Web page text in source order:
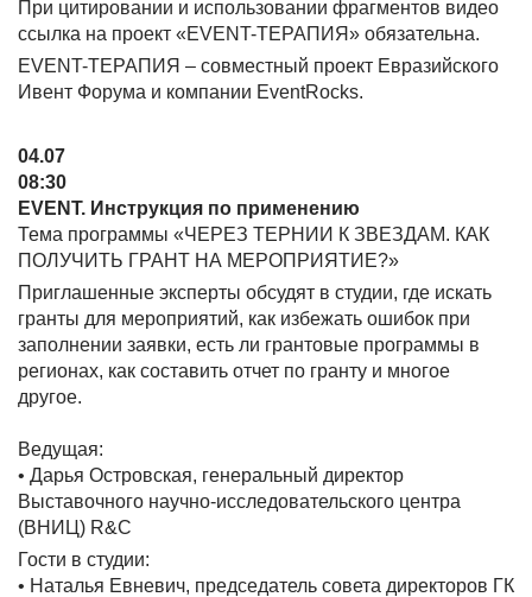
При цитировании и использовании фрагментов видео
ссылка на проект «EVENT-ТЕРАПИЯ» обязательна.
EVENT-ТЕРАПИЯ – совместный проект Евразийского
Ивент Форума и компании EventRocks.
04.07
08:30
EVENT. Инструкция по применению
Тема программы «ЧЕРЕЗ ТЕРНИИ К ЗВЕЗДАМ. КАК
ПОЛУЧИТЬ ГРАНТ НА МЕРОПРИЯТИЕ?»
Приглашенные эксперты обсудят в студии, где искать
гранты для мероприятий, как избежать ошибок при
заполнении заявки, есть ли грантовые программы в
регионах, как составить отчет по гранту и многое
другое.
Ведущая:
• Дарья Островская, генеральный директор
Выставочного научно-исследовательского центра
(ВНИЦ) R&C
Гости в студии:
• Наталья Евневич, председатель совета директоров ГК